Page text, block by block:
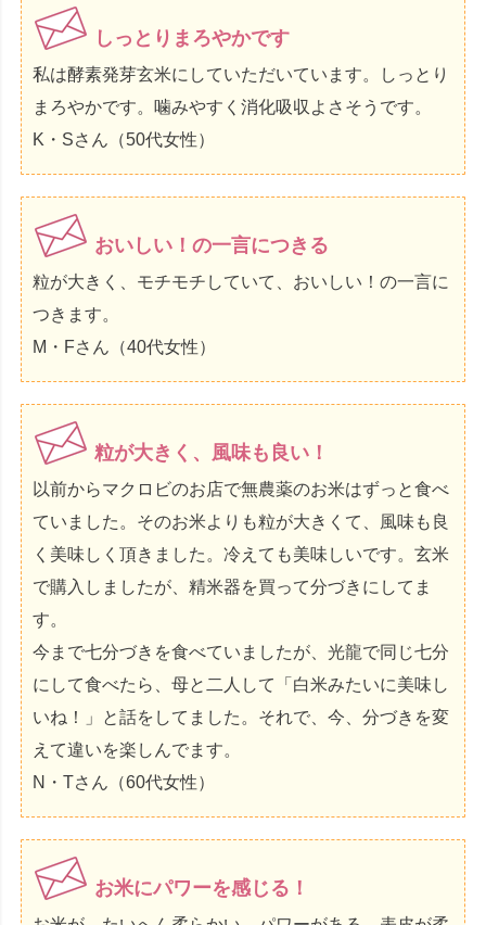
しっとりまろやかです
私は酵素発芽玄米にしていただいています。しっとり
まろやかです。噛みやすく消化吸収よさそうです。
K・Sさん（50代女性）
おいしい！の一言につきる
粒が大きく、モチモチしていて、おいしい！の一言に
つきます。
M・Fさん（40代女性）
粒が大きく、風味も良い！
以前からマクロビのお店で無農薬のお米はずっと食べ
ていました。そのお米よりも粒が大きくて、風味も良
く美味しく頂きました。冷えても美味しいです。玄米
で購入しましたが、精米器を買って分づきにしてま
す。
今まで七分づきを食べていましたが、光龍で同じ七分
にして食べたら、母と二人して「白米みたいに美味し
いね！」と話をしてました。それで、今、分づきを変
えて違いを楽しんでます。
N・Tさん（60代女性）
お米にパワーを感じる！